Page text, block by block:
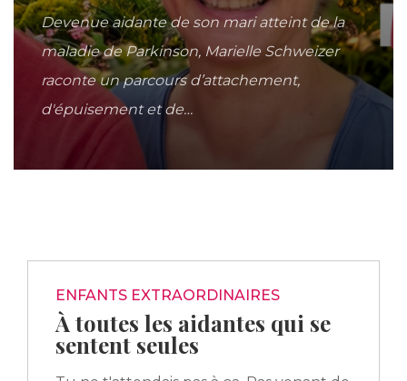
Devenue aidante de son mari atteint de la
maladie de Parkinson, Marielle Schweizer
raconte un parcours d’attachement,
d'épuisement et de…
ENFANTS EXTRAORDINAIRES
À toutes les aidantes qui se
sentent seules